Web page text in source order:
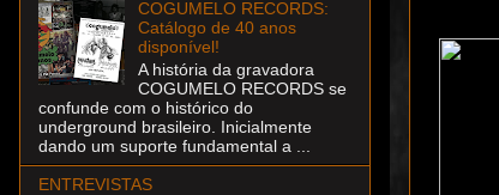
COGUMELO RECORDS:
Catálogo de 40 anos
disponível!
A história da gravadora
COGUMELO RECORDS se
confunde com o histórico do
underground brasileiro. Inicialmente
dando um suporte fundamental a ...
ENTREVISTAS